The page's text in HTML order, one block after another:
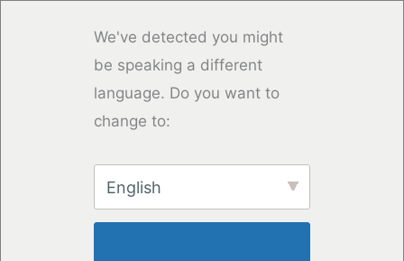
We've detected you might
be speaking a different
language. Do you want to
change to:
English